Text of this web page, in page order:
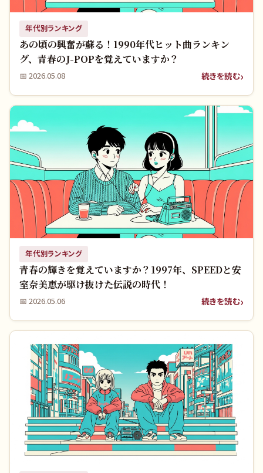
年代別ランキング
あの頃の興奮が蘇る！1990年代ヒット曲ランキン
グ、青春のJ-POPを覚えていますか？
📅 2026.05.08 続きを読む
年代別ランキング
青春の輝きを覚えていますか？1997年、SPEEDと安
室奈美恵が駆け抜けた伝説の時代！
📅 2026.05.06 続きを読む